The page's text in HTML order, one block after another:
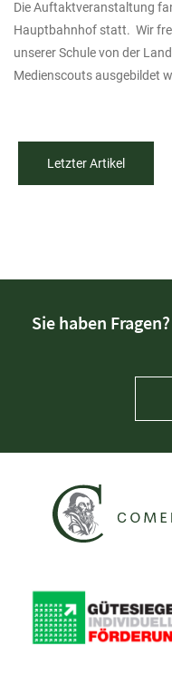
Die Auftaktveranstaltung
Hauptbahnhof statt. Wir
unserer Schule von der
Medienscouts ausgebildet
Letzter Artikel
Sie haben